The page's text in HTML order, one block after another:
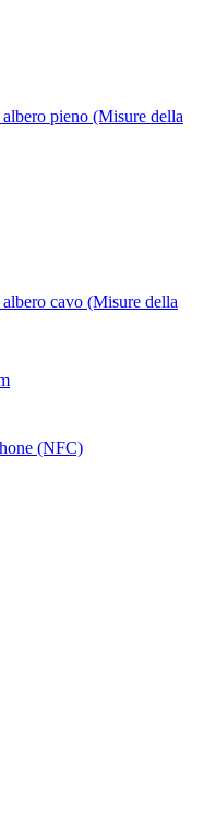
pieno (Misure della
cavo (Misure della
(NFC)